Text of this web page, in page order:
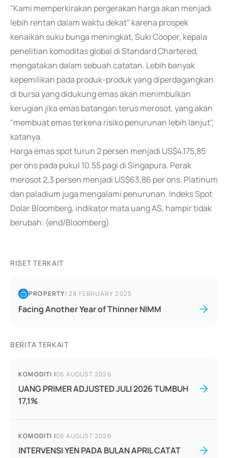
"Kami memperkirakan pergerakan harga akan menjadi
lebih rentan dalam waktu dekat" karena prospek
kenaikan suku bunga meningkat, Suki Cooper, kepala
penelitian komoditas global di Standard Chartered,
mengatakan dalam sebuah catatan. Lebih banyak
kepemilikan pada produk-produk yang diperdagangkan
di bursa yang didukung emas akan menimbulkan
kerugian jika emas batangan terus merosot, yang akan
"membuat emas terkena risiko penurunan lebih lanjut",
katanya.
Harga emas spot turun 2 persen menjadi US$4.175,85
per ons pada pukul 10.55 pagi di Singapura. Perak
merosot 2,3 persen menjadi US$63,86 per ons. Platinum
dan paladium juga mengalami penurunan. Indeks Spot
Dolar Bloomberg, indikator mata uang AS, hampir tidak
berubah. (end/Bloomberg)
RISET TERKAIT
PROPERTY|28 FEBRUARY 2025
Facing Another Year of Thinner NIMM
BERITA TERKAIT
KOMODITI |06 AUGUST 2026
UANG PRIMER ADJUSTED JULI 2026 TUMBUH
17,1%
KOMODITI |06 AUGUST 2026
INTERVENSI YEN PADA BULAN APRIL CATAT